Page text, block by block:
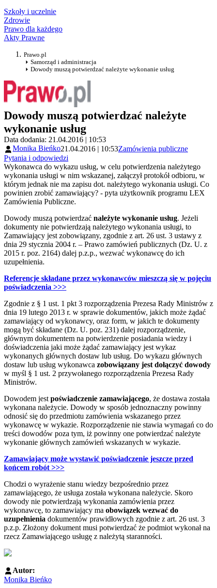
Szkoły i uczelnie
Zdrowie
Prawo dla każdego
Akty Prawne
Prawo.pl
Samorząd i administracja
Dowody muszą potwierdzać należyte wykonanie usług
Dowody muszą potwierdzać należyte
wykonanie usług
Data dodania: 21.04.2016 | 10:53
Monika Bieńko21.04.2016 | 10:53Zamówienia publiczne
Pytania i odpowiedzi
Wykonawca do wykazu usług, w celu potwierdzenia należytego
wykonania usługi w nim wskazanej, załączył protokół odbioru, w
którym jednak nie ma zapisu dot. należytego wykonania usługi. Co
powinien zrobić zamawiający? - pyta użytkownik programu LEX
Zamówienia Publiczne.
Dowody muszą potwierdzać należyte wykonanie usług. Jeżeli
dokumenty nie potwierdzają należytego wykonania usługi, to
Zamawiający jest zobowiązany, zgodnie z art. 26 ust. 3 ustawy z
dnia 29 stycznia 2004 r. – Prawo zamówień publicznych (Dz. U. z
2015 r. poz. 2164) dalej p.z.p., wezwać wykonawcę do ich
uzupełnienia.
Referencje składane przez wykonawców mieszczą się w pojęciu
poświadczenia >>>
Zgodnie z § 1 ust. 1 pkt 3 rozporządzenia Prezesa Rady Ministrów z
dnia 19 lutego 2013 r. w sprawie dokumentów, jakich może żądać
zamawiający od wykonawcy, oraz form, w jakich te dokumenty
mogą być składane (Dz. U. poz. 231) dalej rozporządzenie,
głównym dokumentem na potwierdzenie posiadania wiedzy i
doświadczenia jaki może żądać zamawiający jest wykaz
wykonanych głównych dostaw lub usług. Do wykazu głównych
dostaw lub usług wykonawca zobowiązany jest dołączyć dowody
w myśl § 1 ust. 2 przywołanego rozporządzenia Prezesa Rady
Ministrów.
Dowodem jest poświadczenie zamawiającego, że dostawa została
wykonana należycie. Dowody w sposób jednoznaczny powinny
odnosić się do przedmiotu zamówienia wskazanego przez
wykonawcę w wykazie. Rozporządzenie nie stawia wymagań co do
treści dowodów poza tym, iż powinny one potwierdzać należyte
wykonanie głównych zamówień wskazanych w wykazie.
Zamawiający może wystawić poświadczenie jeszcze przed
końcem robót >>>
Chodzi o wyrażenie stanu wiedzy bezpośrednio przez
zamawiającego, że usługa została wykonana należycie. Skoro
dowody nie potwierdzają wykonania zamówienia przez
wykonawcę, to zamawiający ma obowiązek wezwać do
uzupełnienia dokumentów prawidłowych zgodnie z art. 26 ust. 3
p.z.p. Złożony dokument musi potwierdzać że podmiot wykonał na
rzecz Zamawiającego usługę z należytą staranności.
Autor:
Monika Bieńko